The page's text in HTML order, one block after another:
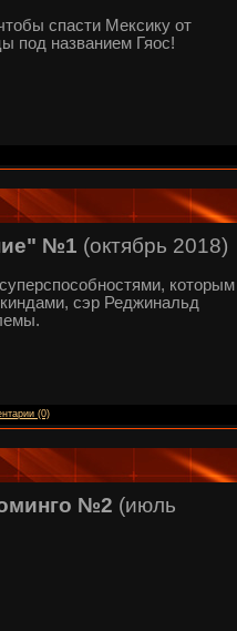
спасти Мексику от
под названием Гяос!
№1 (октябрь 2018)
которым
сэр Реджинальд
(0)
№2 (июль